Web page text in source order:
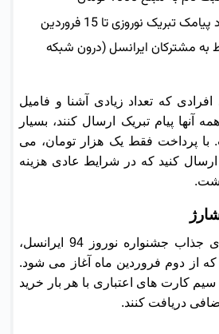
تبریک نوروزی تا 15 فروردین
مشترکان ایرانسل (درون شبکه
که تعداد زیادی آشنا و فامیل
آنها پیام تبریک ارسال کنند، بسیار
پرداخت فقط یک هزار تومان، می
ارسال کنید که در شرایط عادی هزینه
یکی دیگر از برنامه های جذاب جشنواره نوروز 94 ایرانسل،
از دوم فروردین ماه آغاز می شود.
کارت های اعتباری با هر بار خرید
دریافت کنند.